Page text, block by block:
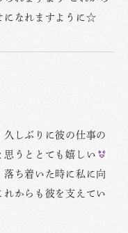
になれますように☆
しぶりに彼の仕事の
思うととても嬉しい
ち着いた時に私に向
れからも彼を支えてい